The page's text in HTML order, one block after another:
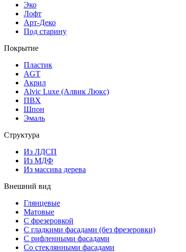
Эко
Лофт
Арт-Деко
Под старину
Покрытие
Пластик
AGT
Акрил
Alvic Luxe (Алвик Люкс)
ПВХ
Шпон
Эмаль
Структура
Из ЛДСП
Из МДФ
Из массива дерева
Внешний вид
Глянцевые
Матовые
С фрезеровкой
С гладкими фасадами (без фрезеровки)
С рифленными фасадами
Со стеклянными фасадами